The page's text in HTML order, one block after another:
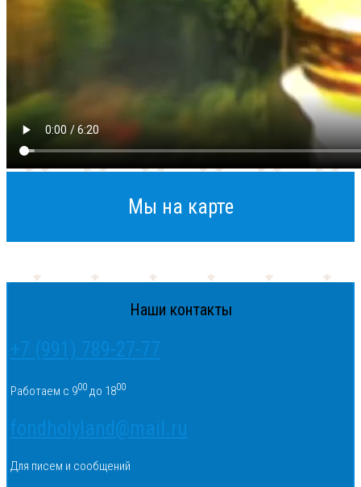
Мы на карте
Наши контакты
+7 (991) 789-27-77
Работаем с 900 до 1800
fondholyland@mail.ru
Для писем и сообщений